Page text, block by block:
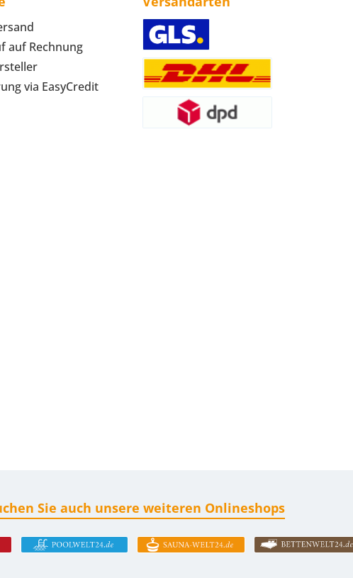
auf Rechnung
via EasyCredit
Sie auch unsere weiteren Onlineshops